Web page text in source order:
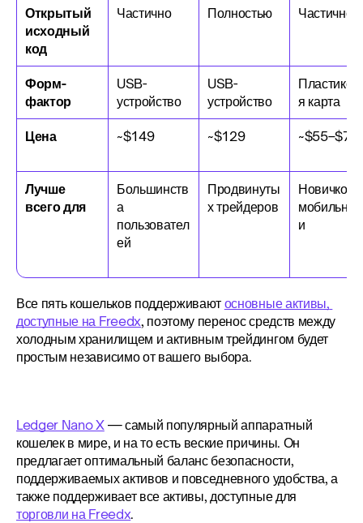
Открытый
исходный
код
Частично Полностью Частично
Форм-
фактор
USB-
устройство
USB-
устройство
я карта
Цена ~$149 ~$129 ~$55–$70
Лучше
всего для
Большинств
а
пользовател
ей
Продвинуты
х трейдеров
Новичков,
и
Все пять кошельков поддерживают основные активы,
доступные на Freedx, поэтому перенос средств между
холодным хранилищем и активным трейдингом будет
простым независимо от вашего выбора.
Ledger Nano X — самый популярный аппаратный
кошелек в мире, и на то есть веские причины. Он
предлагает оптимальный баланс безопасности,
поддерживаемых активов и повседневного удобства, а
торговли на Freedx.